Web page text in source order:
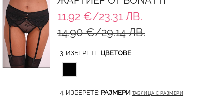
11.92 €/23.31 ЛВ.
14.90 €/29.14 ЛВ.
3. ИЗБЕРЕТЕ: ЦВЕТОВЕ
4. ИЗБЕРЕТЕ: РАЗМЕРИ ТАБЛИЦА С РАЗМЕРИ